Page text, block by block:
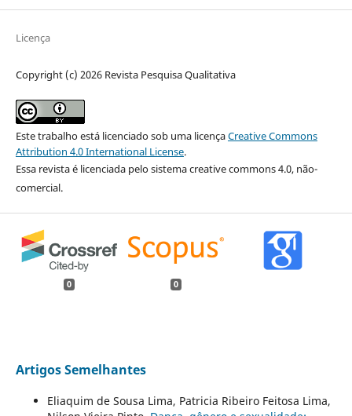
Licença
Copyright (c) 2026 Revista Pesquisa Qualitativa
Este trabalho está licenciado sob uma licençaCreative Commons
Attribution 4.0 International License.
Essa revista é licenciada pelo sistema creative commons 4.0, não-
comercial.
0 0
Artigos Semelhantes
Eliaquim de Sousa Lima, Patricia Ribeiro Feitosa Lima,